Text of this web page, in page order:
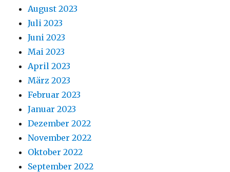
August 2023
Juli 2023
Juni 2023
Mai 2023
April 2023
März 2023
Februar 2023
Januar 2023
Dezember 2022
November 2022
Oktober 2022
September 2022